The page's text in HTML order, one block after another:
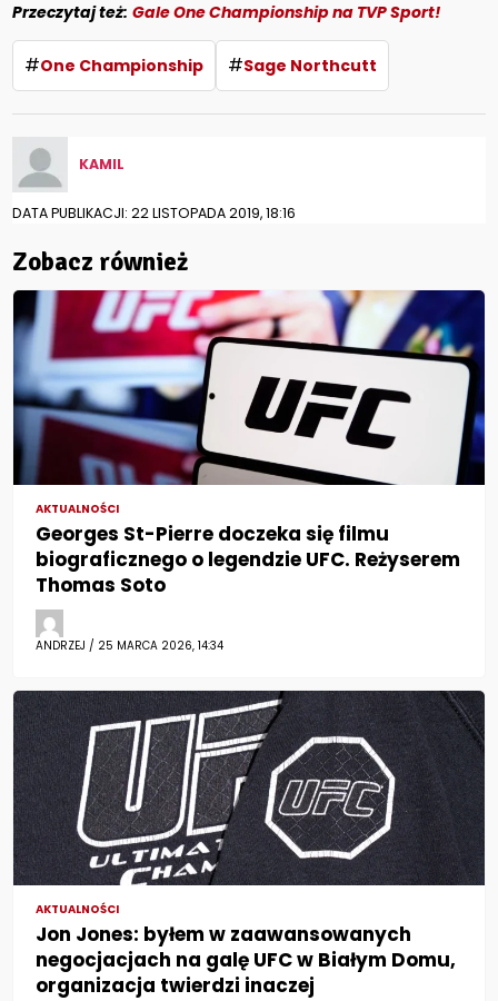
Przeczytaj też: Gale One Championship na TVP Sport!
#One Championship #Sage Northcutt
KAMIL
DATA PUBLIKACJI: 22 LISTOPADA 2019, 18:16
Zobacz również
AKTUALNOŚCI
Georges St-Pierre doczeka się filmu
biograficznego o legendzie UFC. Reżyserem
Thomas Soto
ANDRZEJ / 25 MARCA 2026, 14:34
AKTUALNOŚCI
Jon Jones: byłem w zaawansowanych
negocjacjach na galę UFC w Białym Domu,
organizacja twierdzi inaczej